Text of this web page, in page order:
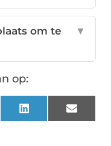
om te
▼
op:
LinkedInEmail